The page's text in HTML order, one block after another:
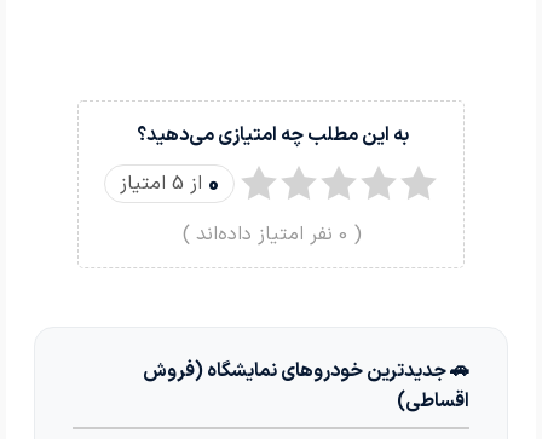
به این مطلب چه امتیازی می‌دهید؟
0 از 5 امتیاز
(
0 نفر امتیاز داده‌اند )
🚗 جدیدترین خودروهای نمایشگاه (فروش
اقساطی)